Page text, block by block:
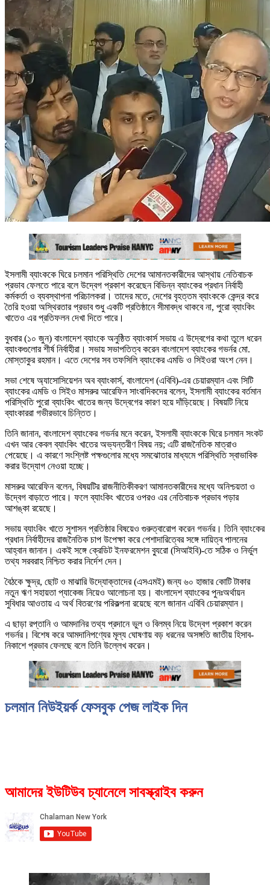
ইসলামী ব্যাংককে ঘিরে চলমান পরিস্থিতি দেশের আমানতকারীদের আস্থায় নেতিবাচক
প্রভাব ফেলতে পারে বলে উদ্বেগ প্রকাশ করেছেন বিভিন্ন ব্যাংকের প্রধান নির্বাহী
কর্মকর্তা ও ব্যবস্থাপনা পরিচালকরা। তাদের মতে, দেশের বৃহত্তম ব্যাংককে কেন্দ্র করে
তৈরি হওয়া অস্থিরতার প্রভাব শুধু একটি প্রতিষ্ঠানে সীমাবদ্ধ থাকবে না, পুরো ব্যাংকিং
খাতেও এর প্রতিফলন দেখা দিতে পারে।
বুধবার (১০ জুন) বাংলাদেশ ব্যাংকে অনুষ্ঠিত ব্যাংকার্স সভায় এ উদ্বেগের কথা তুলে ধরেন
ব্যাংকগুলোর শীর্ষ নির্বাহীরা। সভায় সভাপতিত্ব করেন বাংলাদেশ ব্যাংকের গভর্নর মো.
মোস্তাকুর রহমান। এতে দেশের সব তফসিলি ব্যাংকের এমডি ও সিইওরা অংশ নেন।
সভা শেষে অ্যাসোসিয়েশন অব ব্যাংকার্স, বাংলাদেশ (এবিবি)-এর চেয়ারম্যান এবং সিটি
ব্যাংকের এমডি ও সিইও মাসরুর আরেফিন সাংবাদিকদের বলেন, ইসলামী ব্যাংকের বর্তমান
পরিস্থিতি পুরো ব্যাংকিং খাতের জন্য উদ্বেগের কারণ হয়ে দাঁড়িয়েছে। বিষয়টি নিয়ে
ব্যাংকাররা গভীরভাবে চিন্তিত।
তিনি জানান, বাংলাদেশ ব্যাংকের গভর্নর মনে করেন, ইসলামী ব্যাংককে ঘিরে চলমান সংকট
এখন আর কেবল ব্যাংকিং খাতের অভ্যন্তরীণ বিষয় নয়; এটি রাজনৈতিক মাত্রাও
পেয়েছে। এ কারণে সংশ্লিষ্ট পক্ষগুলোর মধ্যে সমঝোতার মাধ্যমে পরিস্থিতি স্বাভাবিক
করার উদ্যোগ নেওয়া হচ্ছে।
মাসরুর আরেফিন বলেন, বিষয়টির রাজনীতিকীকরণ আমানতকারীদের মধ্যে অনিশ্চয়তা ও
উদ্বেগ বাড়াতে পারে। ফলে ব্যাংকিং খাতের ওপরও এর নেতিবাচক প্রভাব পড়ার
আশঙ্কা রয়েছে।
সভায় ব্যাংকিং খাতে সুশাসন প্রতিষ্ঠার বিষয়েও গুরুত্বারোপ করেন গভর্নর। তিনি ব্যাংকের
প্রধান নির্বাহীদের রাজনৈতিক চাপ উপেক্ষা করে পেশাদারিত্বের সঙ্গে দায়িত্ব পালনের
আহ্বান জানান। একই সঙ্গে ক্রেডিট ইনফরমেশন ব্যুরো (সিআইবি)-তে সঠিক ও নির্ভুল
তথ্য সরবরাহ নিশ্চিত করার নির্দেশ দেন।
বৈঠকে ক্ষুদ্র, ছোট ও মাঝারি উদ্যোক্তাদের (এসএমই) জন্য ৬০ হাজার কোটি টাকার
নতুন ঋণ সহায়তা প্যাকেজ নিয়েও আলোচনা হয়। বাংলাদেশ ব্যাংকের পুনঃঅর্থায়ন
সুবিধার আওতায় এ অর্থ বিতরণের পরিকল্পনা রয়েছে বলে জানান এবিবি চেয়ারম্যান।
এ ছাড়া রপ্তানি ও আমদানির তথ্য প্রদানে ভুল ও বিলম্ব নিয়ে উদ্বেগ প্রকাশ করেন
গভর্নর। বিশেষ করে আমদানিপণ্যের মূল্য ঘোষণায় বড় ধরনের অসঙ্গতি জাতীয় হিসাব-
নিকাশে প্রভাব ফেলছে বলে তিনি উল্লেখ করেন।
চলমান নিউইয়র্ক ফেসবুক পেজ লাইক দিন
আমাদের ইউটিউব চ্যানেলে সাবস্ক্রাইব করুন